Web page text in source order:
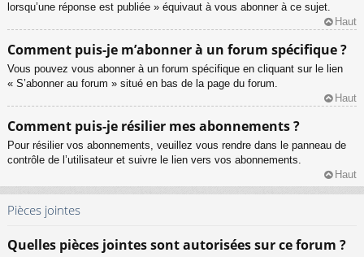
lorsqu’une réponse est publiée » équivaut à vous abonner à ce sujet.
Haut
Comment puis-je m’abonner à un forum spécifique ?
Vous pouvez vous abonner à un forum spécifique en cliquant sur le lien
« S’abonner au forum » situé en bas de la page du forum.
Haut
Comment puis-je résilier mes abonnements ?
Pour résilier vos abonnements, veuillez vous rendre dans le panneau de
contrôle de l’utilisateur et suivre le lien vers vos abonnements.
Haut
Pièces jointes
Quelles pièces jointes sont autorisées sur ce forum ?